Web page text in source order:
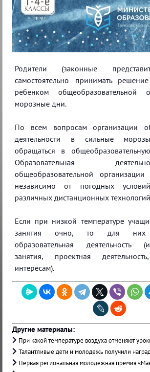
Родители (законные
самостоятельно принимать
ребенком общеобразовательной
морозные дни.
По всем вопросам организации
деятельности в сильные
обращаться в
Образовательная
общеобразовательной организации
независимо от погодных
различных дистанционных
Если при низкой температуре
занятия очно, то для них
образовательная деятельность
занятия, проектная
интересам).
Другие материалы:
При какой температуре воздуха отменяют
Талантливые дети и молодежь получили
Первая региональная молодежная премия